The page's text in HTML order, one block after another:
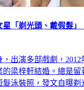
星「剃光頭、戴假髮
出演多部戲劇，
的梁梓軒結婚。總是留
髮泳裝照，發文自曝剃